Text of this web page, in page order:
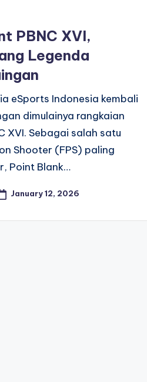
PBNC XVI,
Legenda
eSports Indonesia kembali
dimulainya rangkaian
XVI. Sebagai salah satu
Shooter (FPS) paling
Point Blank…
January 12, 2026